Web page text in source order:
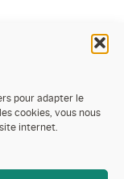
pour adapter le
cookies, vous nous
internet.